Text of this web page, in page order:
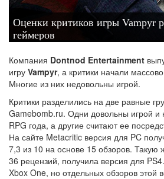
Оценки критиков игры Vampyr
геймеров
Компания Dontnod Entertainment
игру Vampyr, а критики начали
Многие из них недовольны игрой.
Критики разделились на две равные
Gamebomb.ru. Одни довольны игрой и
RPG года, а другие считают ее
На сайте Metacritic версия для PC
7,3 из 10 на основе 15 обзоров. Такую
36 рецензий, получила версия для
Xbox One, но отдельных обзоров этой